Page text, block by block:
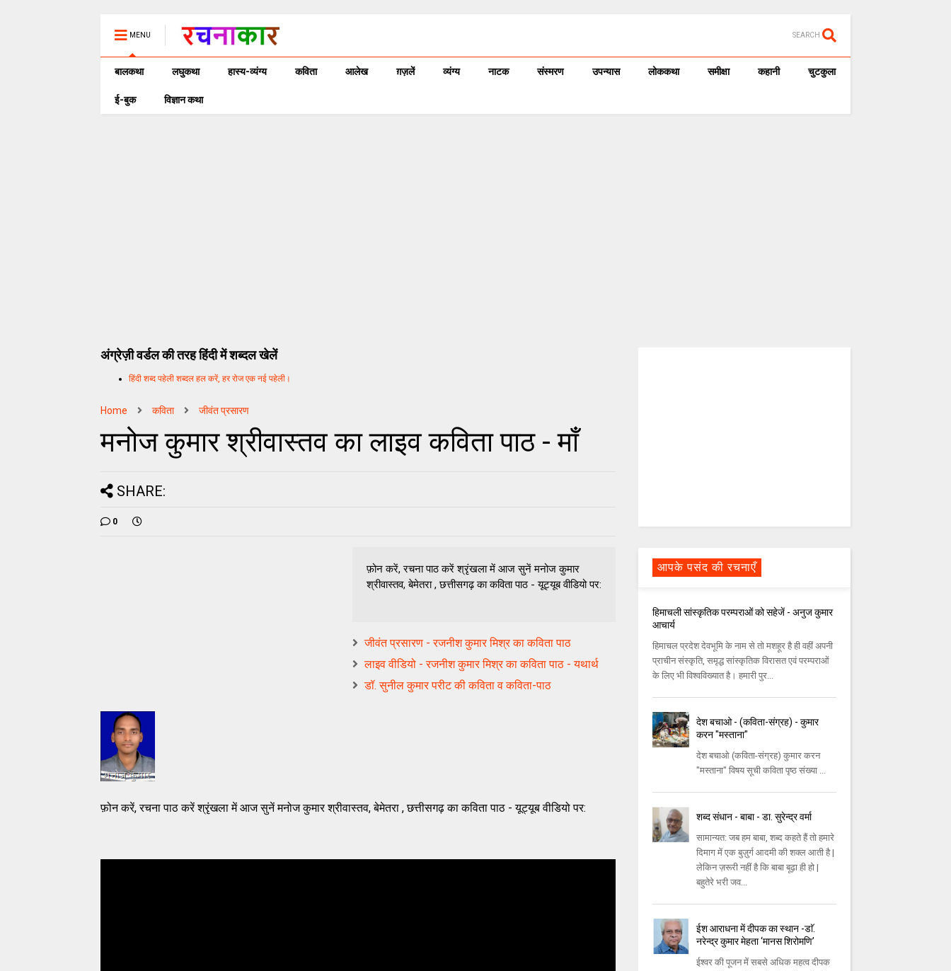
MENU SEARCH
बालकथा लघुकथा हास्य-व्यंग्य कविता आलेख ग़ज़लें व्यंग्य नाटक संस्मरण उपन्यास लोककथा समीक्षा कहानी चुटकुला
ई-बुक विज्ञान कथा
अंग्रेज़ी वर्डल की तरह हिंदी में शब्दल खेलें
हिंदी शब्द पहेली शब्दल हल करें, हर रोज एक नई पहेली।
Home कविता जीवंत प्रसारण
मनोज कुमार श्रीवास्तव का लाइव कविता पाठ - माँ
SHARE:
0
फ़ोन करें, रचना पाठ करें श्रृंखला में आज सुनें मनोज कुमार
श्रीवास्तव, बेमेतरा , छत्तीसगढ़ का कविता पाठ - यूट्यूब वीडियो पर:
जीवंत प्रसारण - रजनीश कुमार मिश्र का कविता पाठ
लाइव वीडियो - रजनीश कुमार मिश्र का कविता पाठ - यथार्थ
डॉ. सुनील कुमार परीट की कविता व कविता-पाठ
फ़ोन करें, रचना पाठ करें श्रृंखला में आज सुनें मनोज कुमार श्रीवास्तव, बेमेतरा , छत्तीसगढ़ का कविता पाठ - यूट्यूब वीडियो पर:
आपके पसंद की रचनाएँ
हिमाचली सांस्कृतिक परम्पराओं को सहेजें - अनुज कुमार
आचार्य
हिमाचल प्रदेश देवभूमि के नाम से तो मशहूर है ही वहीं अपनी
प्राचीन संस्कृति, समृद्ध सांस्कृतिक विरासत एवं परम्पराओं
के लिए भी विश्वविख्यात है। हमारी पुर...
देश बचाओ - (कविता-संग्रह) - कुमार
करन "मस्ताना"
देश बचाओ (कविता-संग्रह) कुमार करन
"मस्ताना" विषय सूची कविता पृष्ठ संख्या ...
शब्द संधान - बाबा - डा. सुरेन्द्र वर्मा
सामान्यत: जब हम बाबा, शब्द कहते हैं तो हमारे
दिमाग में एक बुज़ुर्ग आदमी की शक्ल आती है |
लेकिन ज़रूरी नहीं है कि बाबा बूढ़ा ही हो |
बहुतेरे भरी जव...
ईश आराधना में दीपक का स्थान -डाॅ.
नरेन्द्र कुमार मेहता ‘मानस शिरोमणि’
ईश्वर की पूजन में सबसे अधिक महत्व दीपक